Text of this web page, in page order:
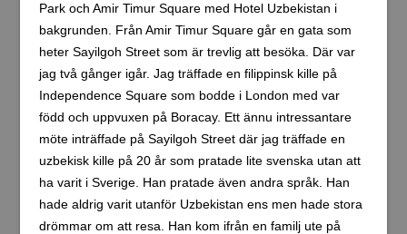
Park och Amir Timur Square med Hotel Uzbekistan i
bakgrunden. Från Amir Timur Square går en gata som
heter Sayilgoh Street som är trevlig att besöka. Där var
jag två gånger igår. Jag träffade en filippinsk kille på
Independence Square som bodde i London med var
född och uppvuxen på Boracay. Ett ännu intressantare
möte inträffade på Sayilgoh Street där jag träffade en
uzbekisk kille på 20 år som pratade lite svenska utan att
ha varit i Sverige. Han pratade även andra språk. Han
hade aldrig varit utanför Uzbekistan ens men hade stora
drömmar om att resa. Han kom ifrån en familj ute på